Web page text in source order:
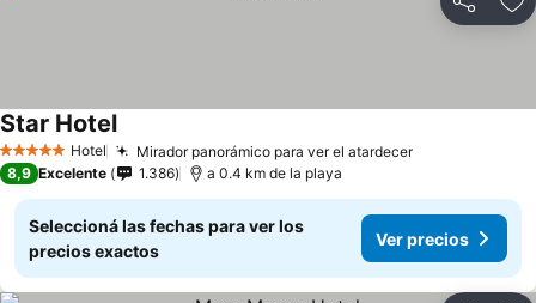
Compartir
5 Estrellas Hotel Mirador panorámico para ver el atardecer
Star Hotel
8,9 Excelente 1.386 a 0.4 km de la playa
Seleccioná las fechas para ver los
precios exactos
Ver precios